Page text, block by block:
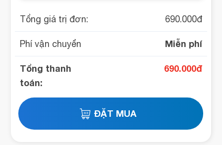
Tổng giá trị đơn: 690.000đ
Phí vận chuyển Miễn phí
Tổng thanh
toán:
690.000đ